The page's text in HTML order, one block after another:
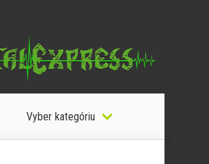
Vyber kategóriu